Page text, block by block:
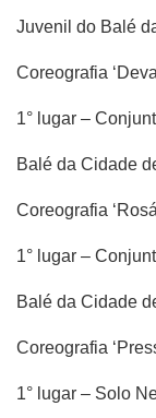
Juvenil do Balé
Coreografia
1° lugar –
Balé da Cidade
Coreografia
1° lugar –
Balé da Cidade
Coreografia
1° lugar – Solo